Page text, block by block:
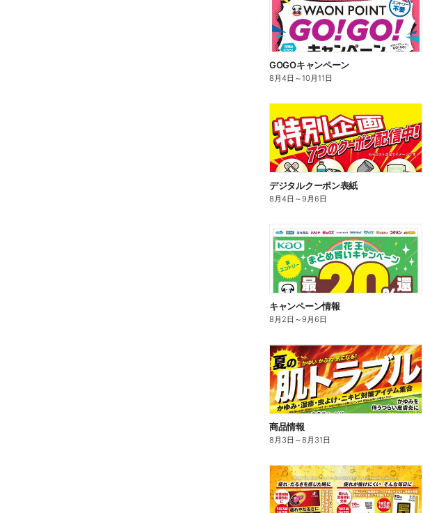
GOGOキャンペーン
8月4日 ～10月11日
デジタルクーポン表紙
8月4日 ～9月6日
キャンペーン情報
8月2日 ～9月6日
商品情報
8月3日 ～8月31日